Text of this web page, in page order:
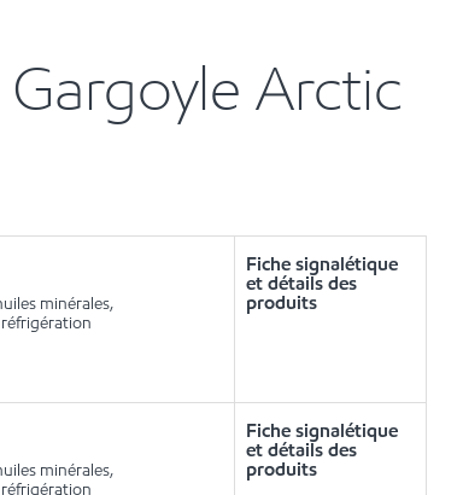
Arctic
minérales,
Fiche signalétique
et détails des
produits
minérales,
Fiche signalétique
et détails des
produits